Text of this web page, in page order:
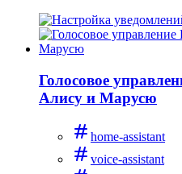
Голосовое
Алису и Марусю
home-assistant
voice-assistant